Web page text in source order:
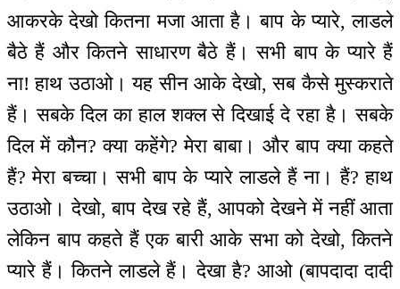
आकरके देखो कितना मजा आता है। बाप के प्यारे, लाडले
बैठे हैं और कितने साधारण बैठे हैं। सभी बाप के प्यारे हैं
ना! हाथ उठाओ। यह सीन आके देखो, सब कैसे मुस्कराते
हैं। सबके दिल का हाल शक्ल से दिखाई दे रहा है। सबके
दिल में कौन? क्या कहेंगे? मेरा बाबा। और बाप क्या कहते
हैं? मेरा बच्चा। सभी बाप के प्यारे लाडले हैं ना। हैं? हाथ
उठाओ। देखो, बाप देख रहे हैं, आपको देखने में नहीं आता
लेकिन बाप कहते हैं एक बारी आके सभा को देखो, कितने
प्यारे हैं। कितने लाडले हैं। देखा है? आओ (बापदादा दादी